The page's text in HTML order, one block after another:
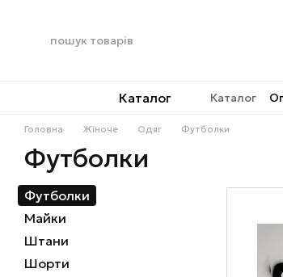
Каталог Каталог
Головна Жіноче Одяг Футболки
Футболки
Футболки
Майки
Штани
Шорти